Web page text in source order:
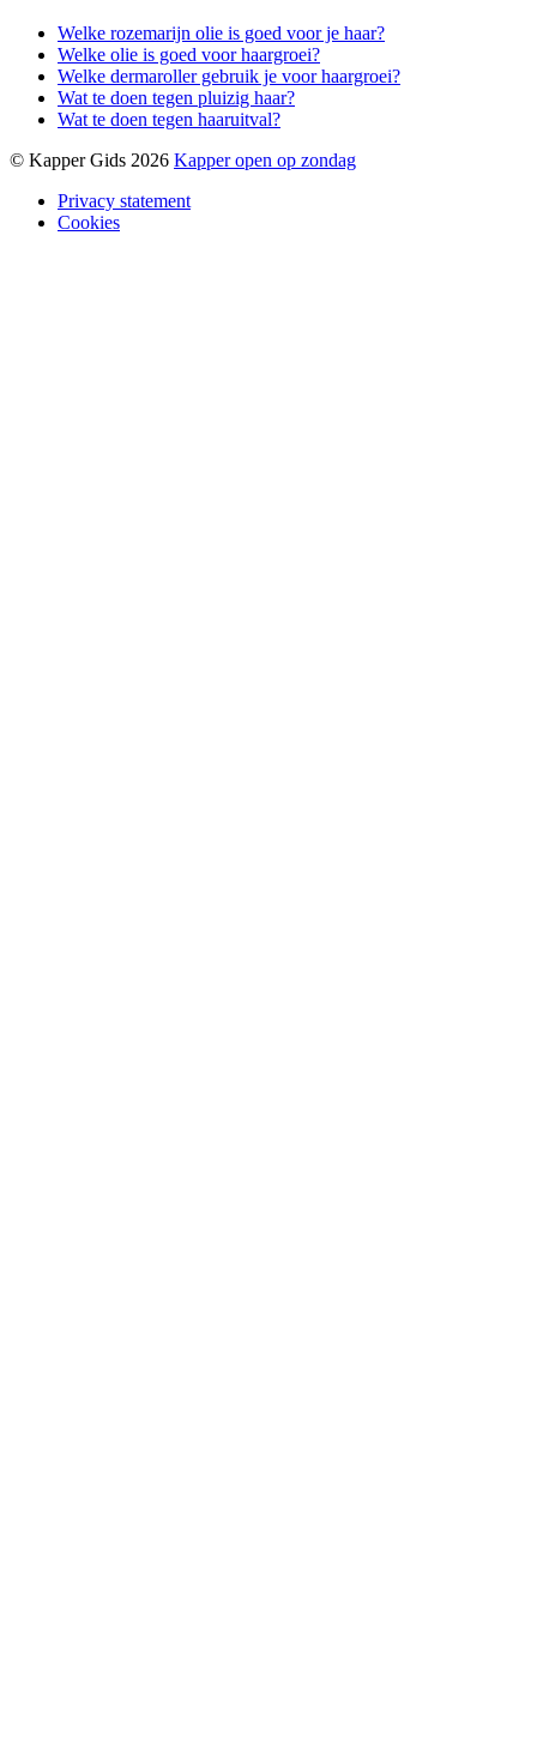
Welke rozemarijn olie is goed voor je haar?
Welke olie is goed voor haargroei?
Welke dermaroller gebruik je voor haargroei?
Wat te doen tegen pluizig haar?
Wat te doen tegen haaruitval?
© Kapper Gids 2026 Kapper open op zondag
Privacy statement
Cookies